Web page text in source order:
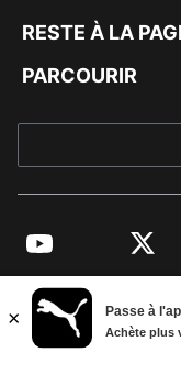
RESTE À LA
PARCOURIR
YouTube Twitter
© PUMA